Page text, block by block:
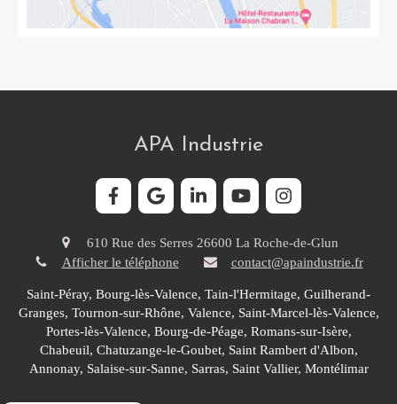
APA Industrie
610 Rue des Serres 26600 La Roche-de-Glun
Afficher le téléphone
contact@apaindustrie.fr
Saint-Péray, Bourg-lès-Valence, Tain-l'Hermitage, Guilherand-
Granges, Tournon-sur-Rhône, Valence, Saint-Marcel-lès-Valence,
Portes-lès-Valence, Bourg-de-Péage, Romans-sur-Isère,
Chabeuil, Chatuzange-le-Goubet, Saint Rambert d'Albon,
Annonay, Salaise-sur-Sanne, Sarras, Saint Vallier, Montélimar